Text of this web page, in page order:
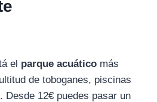
el parque acuático más
de toboganes, piscinas
Desde 12€ puedes pasar un